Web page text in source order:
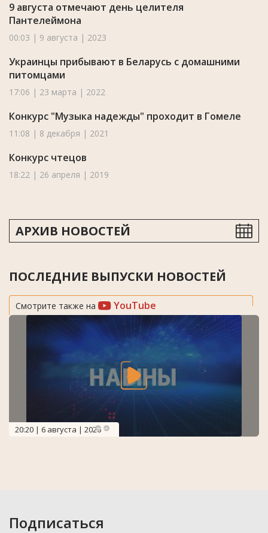
9 августа отмечают день целителя
Пантелеймона
00:03 | 9 августа | 2023
Украинцы прибывают в Беларусь с домашними
питомцами
17:06 | 23 марта | 2022
Конкурс "Музыка надежды" проходит в Гомеле
11:08 | 8 декабря | 2021
Конкурс чтецов
18:22 | 26 апреля | 2019
АРХИВ НОВОСТЕЙ
ПОСЛЕДНИЕ ВЫПУСКИ НОВОСТЕЙ
Смотрите также на YouTube
20:20 | 6 августа | 2026
Подписаться